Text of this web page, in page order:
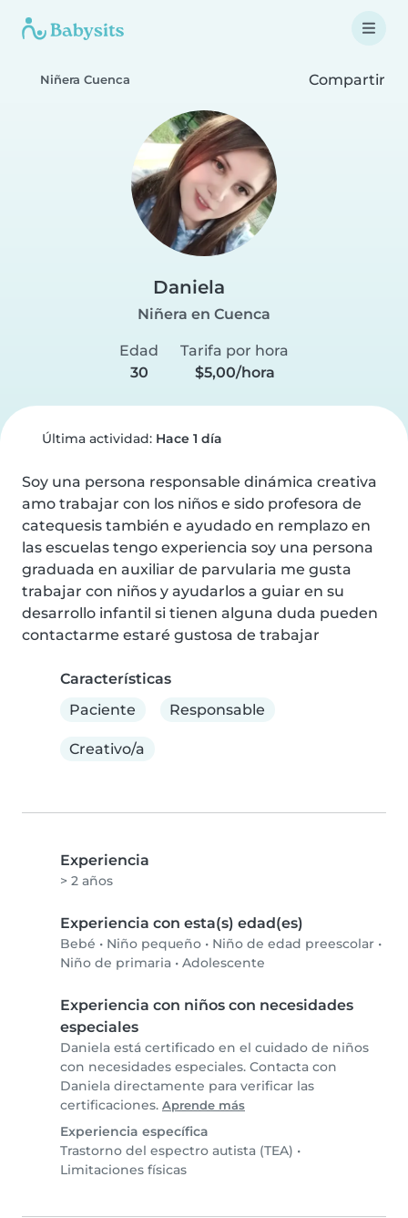
Niñera Cuenca Compartir
Daniela
Niñera en Cuenca
Edad
30
Tarifa por hora
$5,00/hora
Última actividad: Hace 1 día
Soy una persona responsable dinámica creativa
amo trabajar con los niños e sido profesora de
catequesis también e ayudado en remplazo en
las escuelas tengo experiencia soy una persona
graduada en auxiliar de parvularia me gusta
trabajar con niños y ayudarlos a guiar en su
desarrollo infantil si tienen alguna duda pueden
contactarme estaré gustosa de trabajar
Características
Paciente
Responsable
Creativo/a
Experiencia
> 2 años
Experiencia con esta(s) edad(es)
Bebé • Niño pequeño • Niño de edad preescolar •
Niño de primaria • Adolescente
Experiencia con niños con necesidades
especiales
Daniela está certificado en el cuidado de niños
con necesidades especiales. Contacta con
Daniela directamente para verificar las
certificaciones. Aprende más
Experiencia específica
Trastorno del espectro autista (TEA) •
Limitaciones físicas